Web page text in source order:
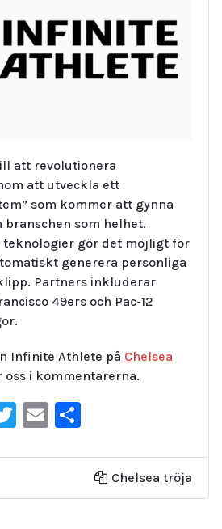
att revolutionera
att utveckla ett
som kommer att gynna
som helhet.
teknologier gör det möjligt för
generera personliga
Partners inkluderar
49ers och Pac-12
Infinite Athlete på Chelsea
oss i kommentarerna.
Twitter
Email
Chelsea tröja